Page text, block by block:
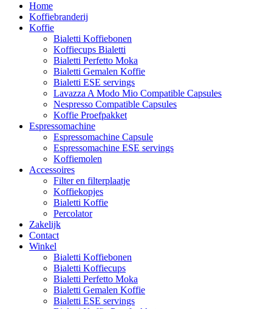
Home
Koffiebranderij
Koffie
Bialetti Koffiebonen
Koffiecups Bialetti
Bialetti Perfetto Moka
Bialetti Gemalen Koffie
Bialetti ESE servings
Lavazza A Modo Mio Compatible Capsules
Nespresso Compatible Capsules
Koffie Proefpakket
Espressomachine
Espressomachine Capsule
Espressomachine ESE servings
Koffiemolen
Accessoires
Filter en filterplaatje
Koffiekopjes
Bialetti Koffie
Percolator
Zakelijk
Contact
Winkel
Bialetti Koffiebonen
Bialetti Koffiecups
Bialetti Perfetto Moka
Bialetti Gemalen Koffie
Bialetti ESE servings